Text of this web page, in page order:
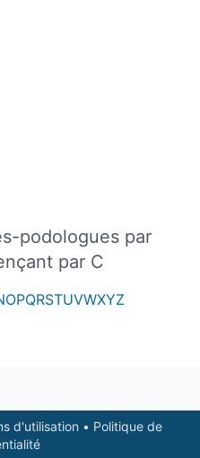
podologues par
par C
OPQRSTUVWXYZ
d'utilisation • Politique de